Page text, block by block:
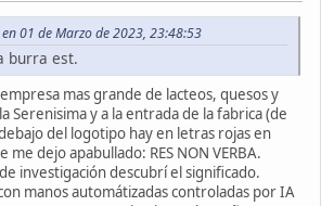
en 01 de Marzo de 2023, 23:48:53
burra est.
mas grande de lacteos, quesos y
Serenisima y a la entrada de la fabrica (de
del logotipo hay en letras rojas en
me dejo apabullado: RES NON VERBA.
investigación descubrí el significado.
manos automátizadas controladas por IA